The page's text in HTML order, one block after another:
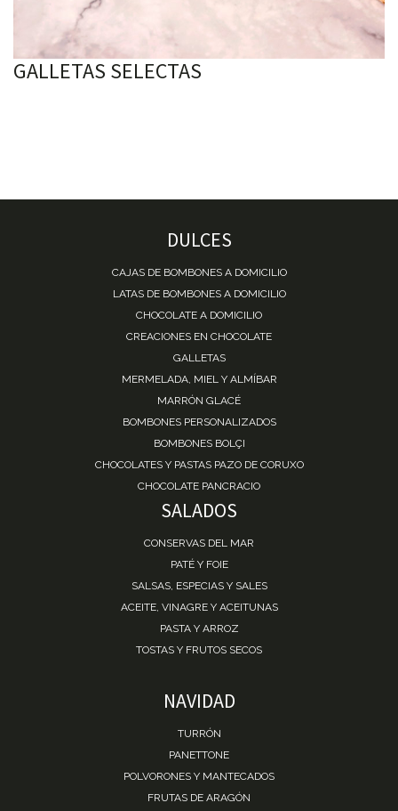
GALLETAS SELECTAS
DULCES
CAJAS DE BOMBONES A DOMICILIO
LATAS DE BOMBONES A DOMICILIO
CHOCOLATE A DOMICILIO
CREACIONES EN CHOCOLATE
GALLETAS
MERMELADA, MIEL Y ALMÍBAR
MARRÓN GLACÉ
BOMBONES PERSONALIZADOS
BOMBONES BOLÇI
CHOCOLATES Y PASTAS PAZO DE CORUXO
CHOCOLATE PANCRACIO
SALADOS
CONSERVAS DEL MAR
PATÉ Y FOIE
SALSAS, ESPECIAS Y SALES
ACEITE, VINAGRE Y ACEITUNAS
PASTA Y ARROZ
TOSTAS Y FRUTOS SECOS
NAVIDAD
TURRÓN
PANETTONE
POLVORONES Y MANTECADOS
FRUTAS DE ARAGÓN